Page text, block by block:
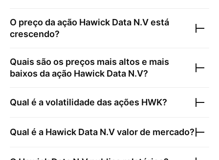
O preço da ação Hawick Data N.Vestá
crescendo?
Quais são os preços mais altos e mais
baixos da ação Hawick Data N.V?
Qual é a volatilidade das ações HWK?
Qual é a Hawick Data N.Vvalor de mercado?